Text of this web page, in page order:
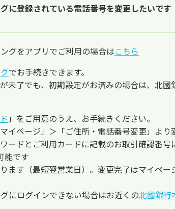
に登録されている電話番号を変更したいです
グをアプリでご利用の場合はこちら
でお手続きできます。
未了でも、初期設定がお済みの場合は、北
」をご用意のうえ、お手続きください。
イページ」＞「ご住所・電話番号変更」より
ードとご利用カードに記載のお取引確認番号
能です
ます（最短翌営業日）。変更完了はマイペー
にログインできない場合はお近くの北國銀行